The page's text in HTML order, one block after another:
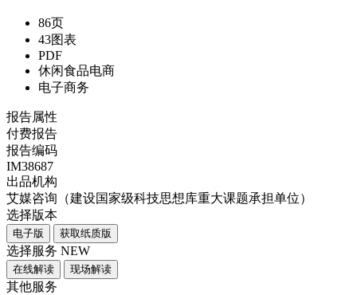
86页
43图表
PDF
休闲食品电商
电子商务
报告属性
付费报告
报告编码
IM38687
出品机构
艾媒咨询（建设国家级科技思想库重大课题承担单位）
选择版本
电子版 获取纸质版
选择服务 NEW
在线解读 现场解读
其他服务